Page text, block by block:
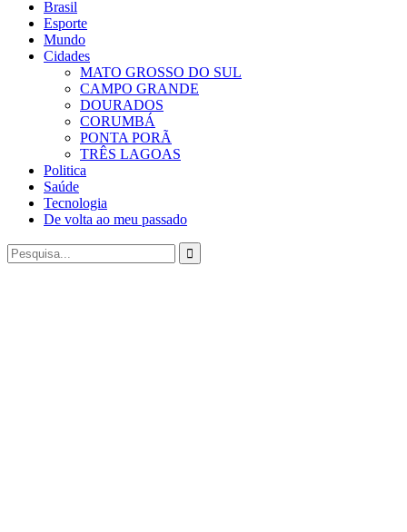
Brasil
Esporte
Mundo
Cidades
MATO GROSSO DO SUL
CAMPO GRANDE
DOURADOS
CORUMBÁ
PONTA PORÃ
TRÊS LAGOAS
Politica
Saúde
Tecnologia
De volta ao meu passado